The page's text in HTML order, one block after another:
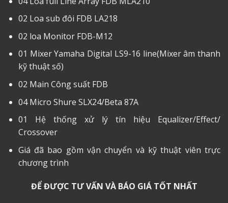
02 Loa sub đôi FDB LA218
02 loa Monitor FDB-M12
01 Mixer Yamaha Digital LS9-16 line(Mixer âm thanh
kỹ thuật số)
02 Main Công suất FDB
04 Micro Shure SLX24/Beta 87A
01 Hệ thống xử lý tín hiệu Equalizer/Effect/
Crossover
Giá đã bao gồm vận chuyển và kỹ thuật viên trực
chương trình
ĐỂ ĐƯỢC TƯ VẤN VÀ BÁO GIÁ TỐT NHẤT